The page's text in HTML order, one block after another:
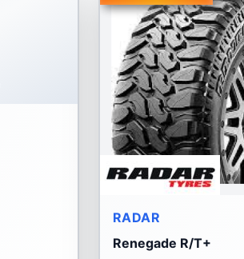
RADAR
Renegade R/T+